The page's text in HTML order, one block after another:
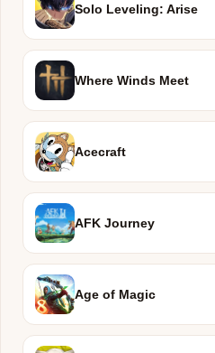
Solo Leveling: Arise
Where Winds Meet
Acecraft
AFK Journey
Age of Magic